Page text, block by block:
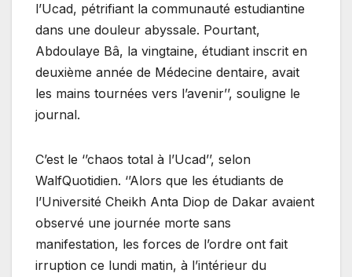
l’Ucad, pétrifiant la communauté estudiantine
dans une douleur abyssale. Pourtant,
Abdoulaye Bâ, la vingtaine, étudiant inscrit en
deuxième année de Médecine dentaire, avait
les mains tournées vers l’avenir’’, souligne le
journal.
C’est le ‘’chaos total à l’Ucad’’, selon
WalfQuotidien. ‘’Alors que les étudiants de
l’Université Cheikh Anta Diop de Dakar avaient
observé une journée morte sans
manifestation, les forces de l’ordre ont fait
irruption ce lundi matin, à l’intérieur du